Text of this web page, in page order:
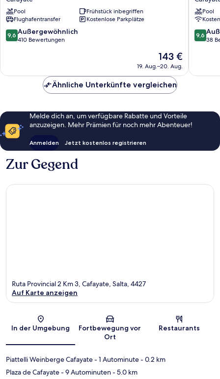
Cafayate
-
Wine
Hotel
&
Pool
Frühstück inbegriffen
Flughafentransfer
Kostenlose Parkplätze
9.6
von
Bewertungen
9,6 Außergewöhnlich
410 Bewertungen
Der
Preis
beträgt
143 €
143 €
19. Aug.–20. Aug.
Wine
Lodge
Pool
9.6
von
9,6
38
Ähnliche Unterkünfte vergleichen
Melde dich an, um verfügbare Rabatte und Vorteile
anzuzeigen. Mehr Prämien für noch mehr Abenteuer!
Anmelden Jetzt kostenlos registrieren
Zur Gegend
Karte
Ruta Provincial 2 Km 3, Cafayate, Salta, 4427
Auf Karte anzeigen
In der Umgebung
Fortbewegung vor
Ort
Restaurants
Piattelli Weinberge Cafayate- 1 Autominute- 0.2 km
Plaza de Cafayate- 9 Autominuten- 5.0 km